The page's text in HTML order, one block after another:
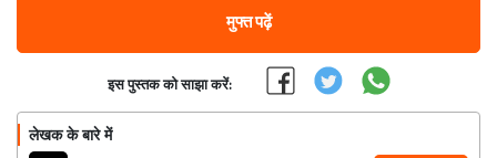
मुफ्त पढ़ें
इस पुस्तक को साझा करें:
लेखक के बारे में